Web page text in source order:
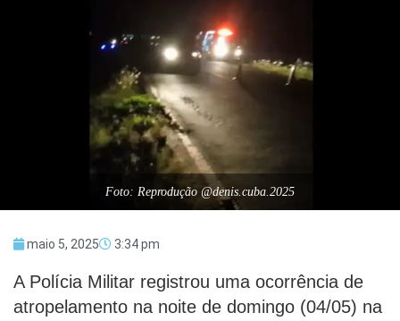
Foto: Reprodução @denis.cuba.2025
maio 5, 2025 3:34 pm
A Polícia Militar registrou uma ocorrência de
atropelamento na noite de domingo (04/05) na